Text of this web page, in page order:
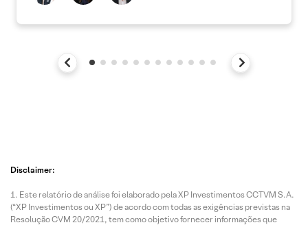
Disclaimer:
Este relatório de análise foi elaborado pela XP Investimentos CCTVM S.A.
(“XP Investimentos ou XP”) de acordo com todas as exigências previstas na
Resolução CVM 20/2021, tem como objetivo fornecer informações que